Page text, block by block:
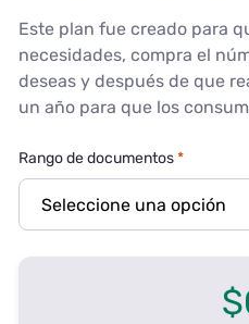
Este plan fue creado para
necesidades, compra el
deseas y después de que
un año para que los
Rango de documentos